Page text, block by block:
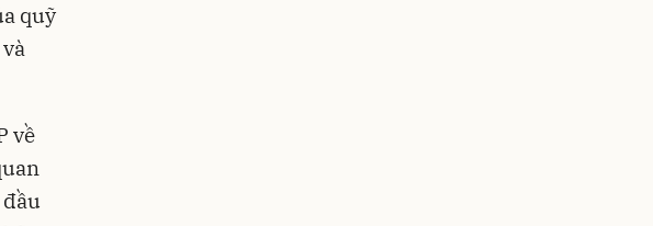
quỹ
về